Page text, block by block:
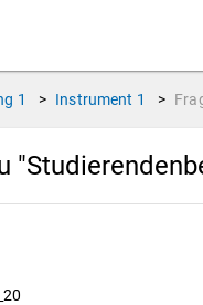
1 > Instrument 1 >